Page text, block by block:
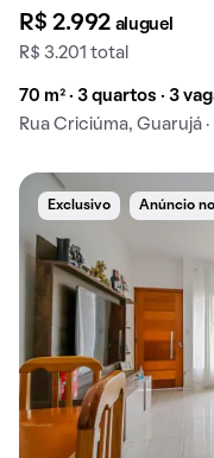
R$ 2.992 aluguel
R$ 3.201 total
70 m² · 3 quartos · 3
Rua Criciúma, Guarujá
Exclusivo Anúncio